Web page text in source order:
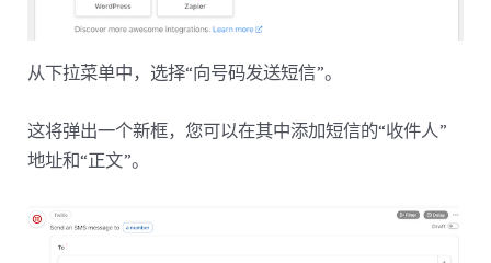
从下拉菜单中，选择“向号码发送短信”。
这将弹出一个新框，您可以在其中添加短信的“收件人”
地址和“正文”。